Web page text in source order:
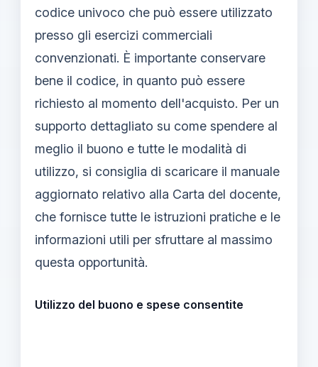
codice univoco che può essere utilizzato
presso gli esercizi commerciali
convenzionati. È importante conservare
bene il codice, in quanto può essere
richiesto al momento dell'acquisto. Per un
supporto dettagliato su come spendere al
meglio il buono e tutte le modalità di
utilizzo, si consiglia di scaricare il manuale
aggiornato relativo alla Carta del docente,
che fornisce tutte le istruzioni pratiche e le
informazioni utili per sfruttare al massimo
questa opportunità.
Utilizzo del buono e spese consentite